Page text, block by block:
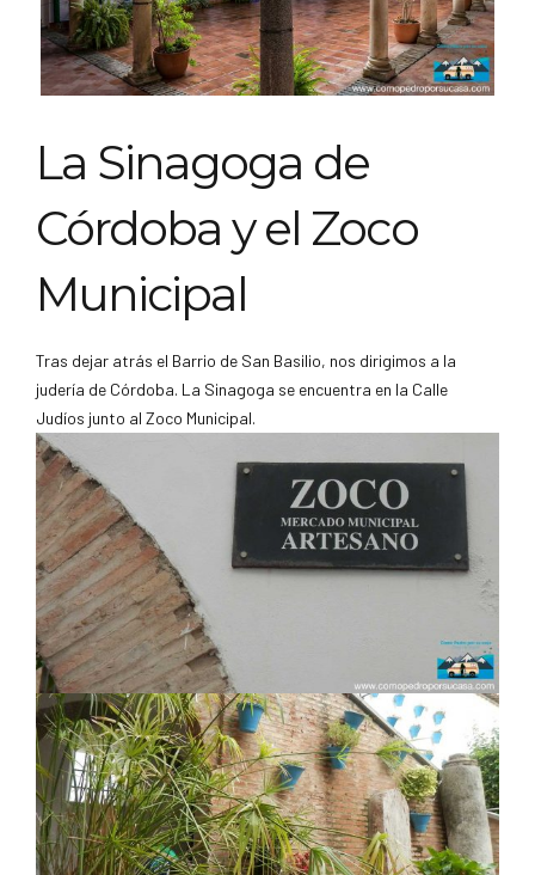
La Sinagoga de
Córdoba y el Zoco
Municipal
Tras dejar atrás el Barrio de San Basilio, nos dirigimos a la
judería de Córdoba. La Sinagoga se encuentra en la Calle
Judíos junto al Zoco Municipal.